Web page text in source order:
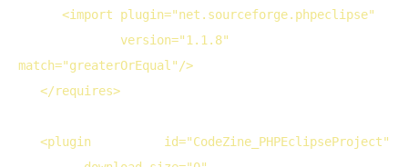
<import plugin="net.sourceforge.phpeclipse"
version
match="greaterOrEqual"/>
</requires>
<plugin id="CodeZine_PHPEclipseProject"